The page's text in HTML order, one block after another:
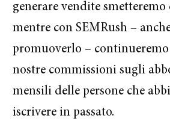
generare vendite
mentre con SEMRush –
promuoverlo – continueremo
nostre commissioni sugli
mensili delle persone che
iscrivere in passato.